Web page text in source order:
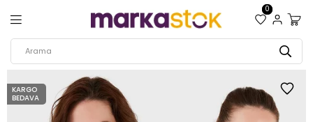
0
KARGO
BEDAVA